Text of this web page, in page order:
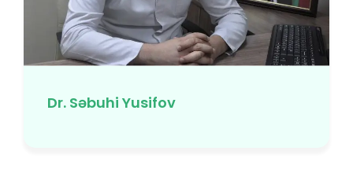
Dr. Səbuhi Yusifov